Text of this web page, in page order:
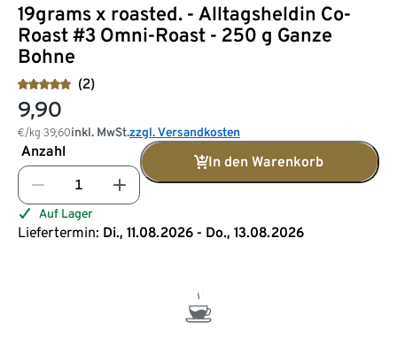
19grams x roasted. - Alltagsheldin Co-
Roast #3 Omni-Roast - 250 g Ganze
Bohne
(2)
9,90
€/kg 39,60inkl. MwSt.zzgl. Versandkosten
Anzahl
In den Warenkorb
Auf Lager
Liefertermin: Di., 11.08.2026 - Do., 13.08.2026